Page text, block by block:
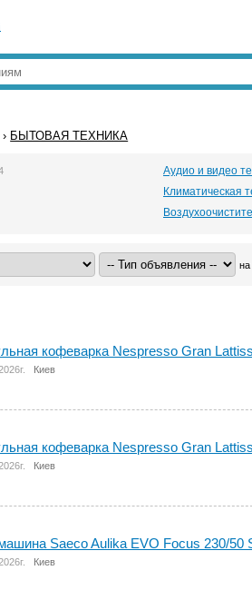
› БЫТОВАЯ ТЕХНИКА
Аудио и видео
Климатическая
на
кофеварка Nespresso Gran
Киев
кофеварка Nespresso Gran
Киев
Saeco Aulika EVO Focus 230/50
Киев